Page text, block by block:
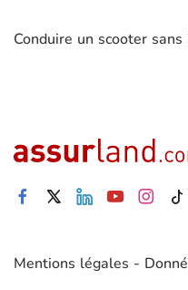
Conduire un scooter sans
Mentions légales -